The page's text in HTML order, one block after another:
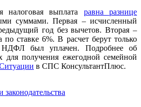
налоговая выплата равна разнице
суммами. Первая – исчисленный
год без вычетов. Вторая –
по ставке 6%. В расчет берут только
был уплачен. Подробнее об
для получения ежегодной семейной
в СПС КонсультантПлюс.